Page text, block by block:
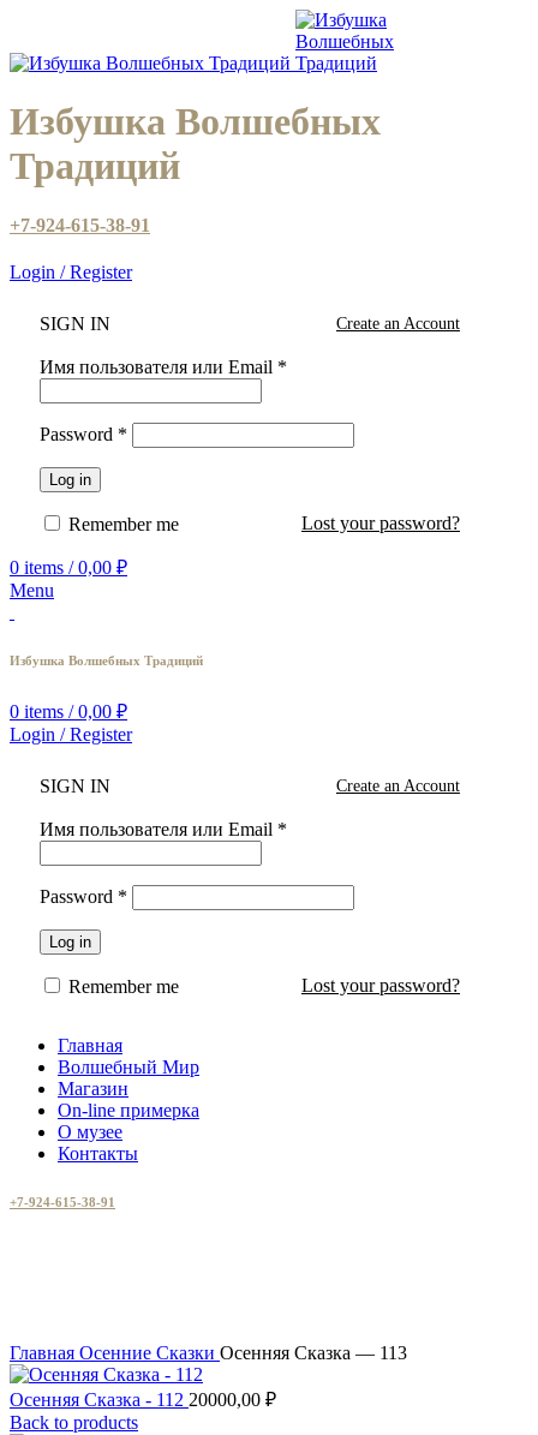
Избушка Волшебных
Традиций
+7-924-615-38-91
Login / Register
SIGN IN Create an Account
Имя пользователя или Email *
Password *
Log in
Lost your password?
Remember me
0 items / 0,00 ₽
Menu
Избушка Волшебных Традиций
0 items / 0,00 ₽
Login / Register
SIGN IN Create an Account
Имя пользователя или Email *
Password *
Log in
Lost your password?
Remember me
Главная
Волшебный Мир
Магазин
On-line примерка
О музее
Контакты
+7-924-615-38-91
Главная Осенние Сказки Осенняя Сказка — 113
Осенняя Сказка - 112 20000,00 ₽
Back to products